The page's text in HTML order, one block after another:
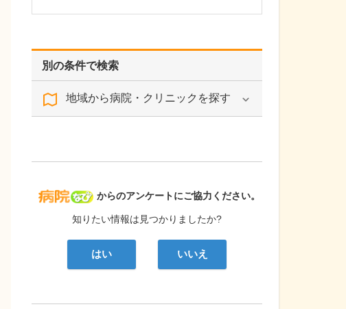
別の条件で検索
地域から病院・クリニックを探す
病院なび
からのアンケートにご協力ください。
知りたい情報は見つかりましたか?
はい いいえ